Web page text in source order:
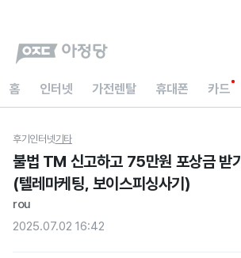
홈 인터넷 가전렌탈 휴대폰 카드
후기 인터넷기타
불법 TM 신고하고 75만원 포상금 받기
(텔레마케팅, 보이스피싱사기)
rou
2025.07.02 16:42